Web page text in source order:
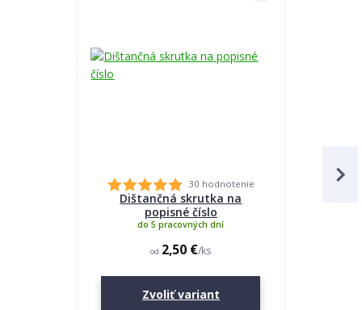
30 hodnotenie
Dištančná skrutka na
popisné číslo
od 2,50 €/ks
do 5 pracovných dní
Zvoliť variant